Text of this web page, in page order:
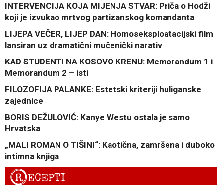
INTERVENCIJA KOJA MIJENJA STVAR: Priča o Hodži
koji je izvukao mrtvog partizanskog komandanta
LIJEPA VEČER, LIJEP DAN: Homoseksploatacijski film
lansiran uz dramatični mučenički narativ
KAD STUDENTI NA KOSOVO KRENU: Memorandum 1 i
Memorandum 2 – isti
FILOZOFIJA PALANKE: Estetski kriteriji huliganske
zajednice
BORIS DEŽULOVIĆ: Kanye Westu ostala je samo
Hrvatska
„MALI ROMAN O TIŠINI“: Kaotična, zamršena i duboko
intimna knjiga
RECEPTI